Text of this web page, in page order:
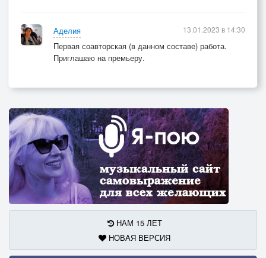
Аделия
Первая соавторская (в данном составе) работа.
Приглашаю на премьеру.
13.01.2023 в 14:30
НАМ 15 ЛЕТ
НОВАЯ ВЕРСИЯ